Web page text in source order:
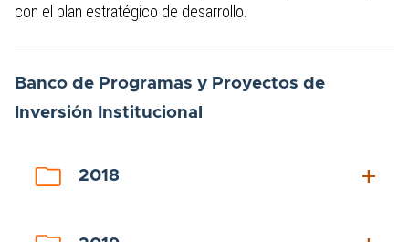
4.2 Ejecución presupuestal
4.4 Proyectos de Inversión
4.6 Información pública y/o relevante
con el plan estratégico de desarrollo.
Ban​co de Programas y Proyectos de
Inversión Institucional
2018 add